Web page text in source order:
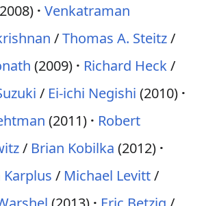
Venkatraman
/Thomas A. Steitz/
(2009) Richard Heck/
/ Ei-ichi Negishi (2010)
(2011)
Robert
/ Brian Kobilka (2012)
/ Michael Levitt/